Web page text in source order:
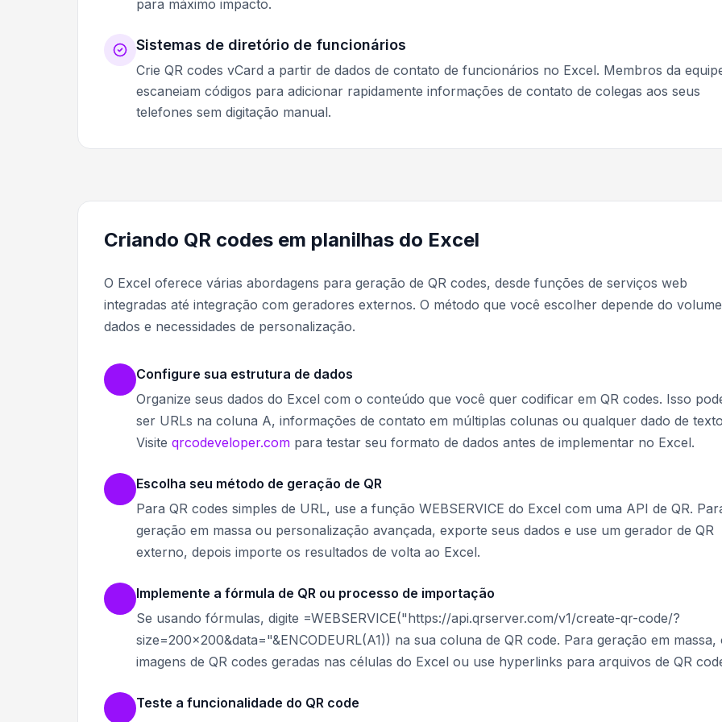
para máximo impacto.
Sistemas de diretório de funcionários
Crie QR codes vCard a partir de dados de contato de funcionários no Excel. Membros da
escaneiam códigos para adicionar rapidamente informações de contato de colegas aos seus
telefones sem digitação manual.
Criando QR codes em planilhas do Excel
O Excel oferece várias abordagens para geração de QR codes, desde funções de serviços web
integradas até integração com geradores externos. O método que você escolher depende do
dados e necessidades de personalização.
Configure sua estrutura de dados
Organize seus dados do Excel com o conteúdo que você quer codificar em QR codes. Isso
ser URLs na coluna A, informações de contato em múltiplas colunas ou qualquer dado de
Visite qrcodeveloper.com para testar seu formato de dados antes de implementar no Excel.
Escolha seu método de geração de QR
Para QR codes simples de URL, use a função WEBSERVICE do Excel com uma API de QR.
geração em massa ou personalização avançada, exporte seus dados e use um gerador de QR
externo, depois importe os resultados de volta ao Excel.
Implemente a fórmula de QR ou processo de importação
Se usando fórmulas, digite =WEBSERVICE("https://api.qrserver.com/v1/create-qr-code/?
size=200x200&data="&ENCODEURL(A1)) na sua coluna de QR code. Para geração em massa,
imagens de QR codes geradas nas células do Excel ou use hyperlinks para arquivos de QR
Teste a funcionalidade do QR code